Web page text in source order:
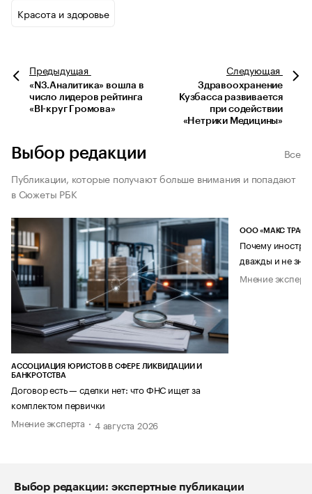
Красота и здоровье
Предыдущая
«N3.Аналитика» вошла в
число лидеров рейтинга
«BI-круг Громова»
Следующая
Здравоохранение
Кузбасса развивается
при содействии
«Нетрики Медицины»
Выбор редакции
Все
Публикации, которые получают больше внимания и попадают
в Сюжеты РБК
АССОЦИАЦИЯ ЮРИСТОВ В СФЕРЕ ЛИКВИДАЦИИ И
БАНКРОТСТВА
Договор есть — сделки нет: что ФНС ищет за
комплектом первички
Мнение эксперта
4 августа 2026
ООО «МАКС ТРАСТ»
Почему
дважды и не
Мнение
Выбор редакции: экспертные публикации